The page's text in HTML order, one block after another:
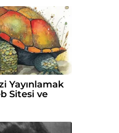
Yayınlamak
Sitesi ve